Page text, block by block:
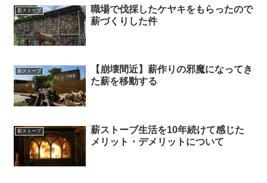
薪ストーブ
職場で伐採したケヤキをもらったので
薪づくりした件
薪ストーブ
【崩壊間近】薪作りの邪魔になってき
た薪を移動する
薪ストーブ
薪ストーブ生活を10年続けて感じた
メリット・デメリットについて